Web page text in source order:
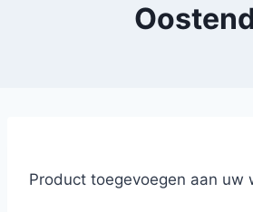
Product toegevoegen aan uw